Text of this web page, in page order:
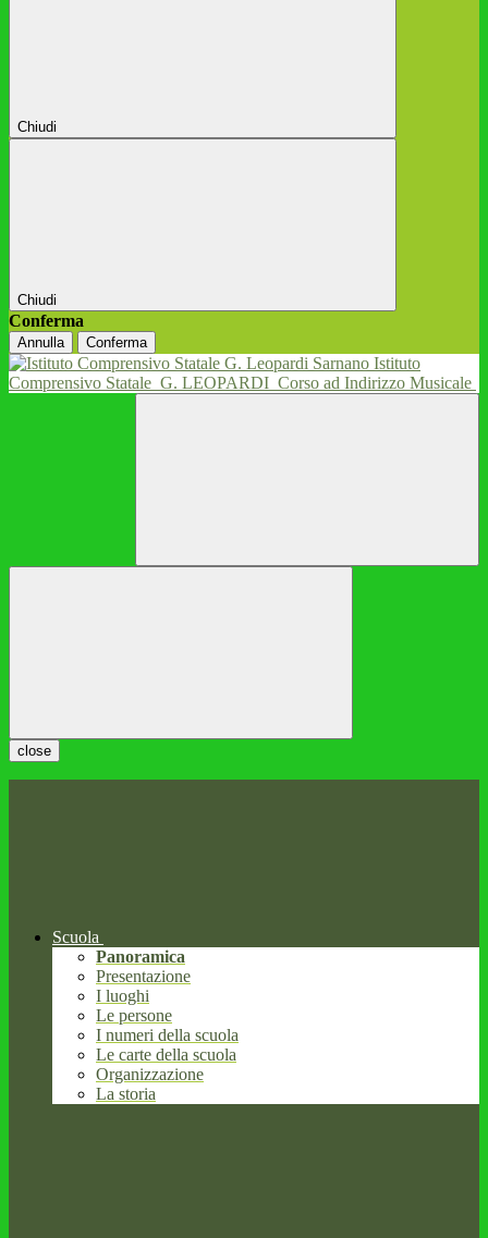
Chiudi
Chiudi
Conferma
Annulla Conferma
Istituto
Comprensivo Statale G. LEOPARDI Corso ad Indirizzo Musicale
close
Scuola
Panoramica
Presentazione
I luoghi
Le persone
I numeri della scuola
Le carte della scuola
Organizzazione
La storia